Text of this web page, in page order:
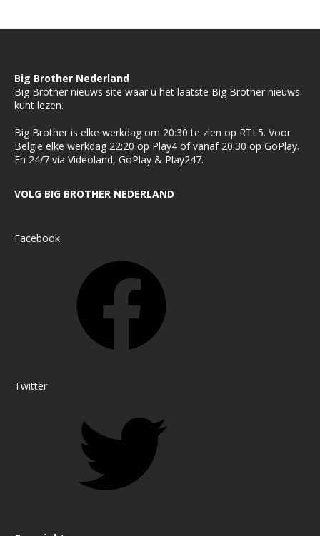
Big Brother Nederland
Big Brother nieuws site waar u het laatste Big Brother nieuws
kunt lezen.
Big Brother is elke werkdag om 20:30 te zien op RTL5. Voor
België elke werkdag 22:20 op Play4 of vanaf 20:30 op GoPlay.
En 24/7 via Videoland, GoPlay & Play247.
VOLG BIG BROTHER NEDERLAND
Facebook
Twitter